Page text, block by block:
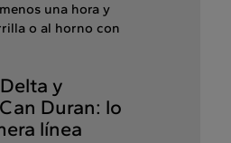
una hora y
o al horno con
y
Duran: lo
línea